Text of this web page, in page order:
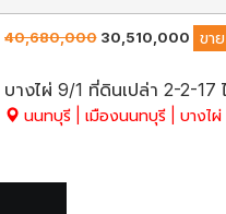
40,680,000 30,510,000 ขาย
นนทบุรี | เมืองนนทบุรี | บางไผ่